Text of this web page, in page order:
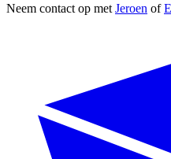
Neem contact op met Jeroen of